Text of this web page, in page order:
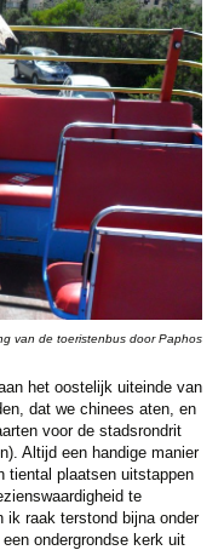
van de toeristenbus door Paphos
het oostelijk uiteinde van
dat we chinees aten, en
voor de stadsrondrit
Altijd een handige manier
tiental plaatsen uitstappen
te
ik raak terstond bijna onder
ondergrondse kerk uit